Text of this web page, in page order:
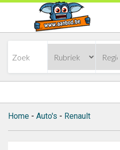
Home - Auto's - Renault